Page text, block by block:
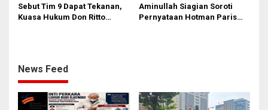
Sebut Tim 9 Dapat Tekanan,
Kuasa Hukum Don Ritto
Aminullah Siagian Soroti
Pernyataan Hotman Paris
News Feed